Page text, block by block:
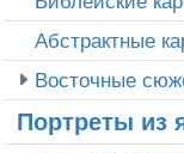
Абстрактные
Восточные
Портреты из